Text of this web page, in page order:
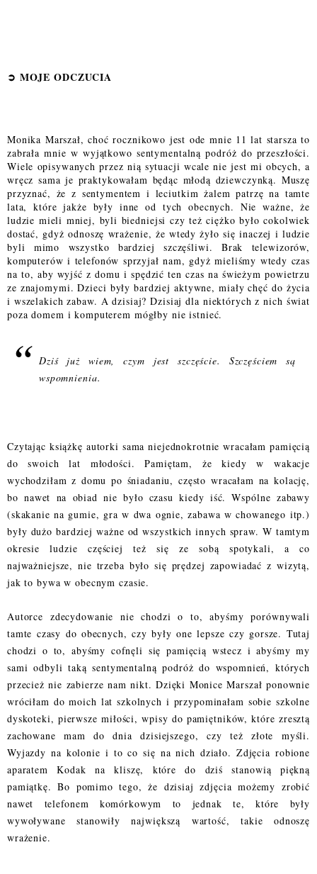
➲ MOJE ODCZUCIA
Monika Marszał, choć rocznikowo jest ode mnie 11 lat starsza to
zabrała mnie w wyjątkowo sentymentalną podróż do przeszłości.
Wiele opisywanych przez nią sytuacji wcale nie jest mi obcych, a
wręcz sama je praktykowałam będąc młodą dziewczynką. Muszę
przyznać, że z sentymentem i leciutkim żalem patrzę na tamte
lata, które jakże były inne od tych obecnych. Nie ważne, że
ludzie mieli mniej, byli biedniejsi czy też ciężko było cokolwiek
dostać, gdyż odnoszę wrażenie, że wtedy żyło się inaczej i ludzie
byli mimo wszystko bardziej szczęśliwi. Brak telewizorów,
komputerów i telefonów sprzyjał nam, gdyż mieliśmy wtedy czas
na to, aby wyjść z domu i spędzić ten czas na świeżym powietrzu
ze znajomymi. Dzieci były bardziej aktywne, miały chęć do życia
i wszelakich zabaw. A dzisiaj? Dzisiaj dla niektórych z nich świat
poza domem i komputerem mógłby nie istnieć.
Dziś już wiem, czym jest szczęście. Szczęściem są
wspomnienia.
Czytając książkę autorki sama niejednokrotnie wracałam pamięcią
do swoich lat młodości. Pamiętam, że kiedy w wakacje
wychodziłam z domu po śniadaniu, często wracałam na kolację,
bo nawet na obiad nie było czasu kiedy iść. Wspólne zabawy
(skakanie na gumie, gra w dwa ognie, zabawa w chowanego itp.)
były dużo bardziej ważne od wszystkich innych spraw. W tamtym
okresie ludzie częściej też się ze sobą spotykali, a co
najważniejsze, nie trzeba było się prędzej zapowiadać z wizytą,
jak to bywa w obecnym czasie.
Autorce zdecydowanie nie chodzi o to, abyśmy porównywali
tamte czasy do obecnych, czy były one lepsze czy gorsze. Tutaj
chodzi o to, abyśmy cofnęli się pamięcią wstecz i abyśmy my
sami odbyli taką sentymentalną podróż do wspomnień, których
przecież nie zabierze nam nikt. Dzięki Monice Marszał ponownie
wróciłam do moich lat szkolnych i przypominałam sobie szkolne
dyskoteki, pierwsze miłości, wpisy do pamiętników, które zresztą
zachowane mam do dnia dzisiejszego, czy też złote myśli.
Wyjazdy na kolonie i to co się na nich działo. Zdjęcia robione
aparatem Kodak na kliszę, które do dziś stanowią piękną
pamiątkę. Bo pomimo tego, że dzisiaj zdjęcia możemy zrobić
nawet telefonem komórkowym to jednak te, które były
wywoływane stanowiły największą wartość, takie odnoszę
wrażenie.